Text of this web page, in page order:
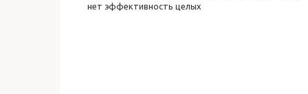
нет эффективность целых